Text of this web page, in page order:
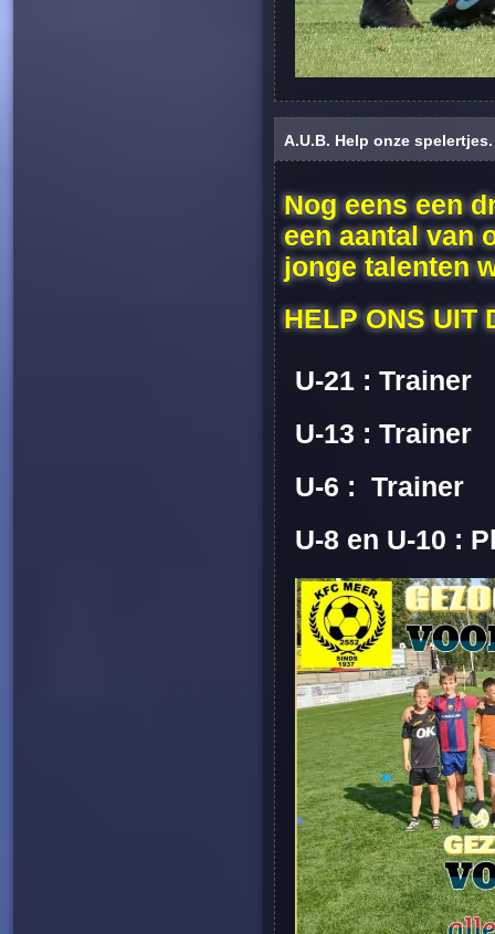
A.U.B. Help onze spelertjes.
Nog eens een
een aantal van
jonge talenten
HELP ONS UIT
U-21 : Trainer
U-13 : Trainer
U-6 : Trainer
U-8 en U-10 :